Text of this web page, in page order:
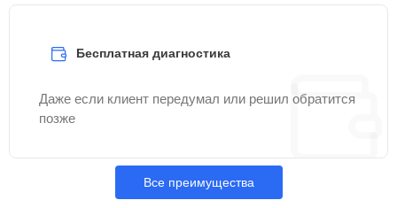
Бесплатная диагностика
Даже если клиент передумал или решил обратится
позже
Все преимущества